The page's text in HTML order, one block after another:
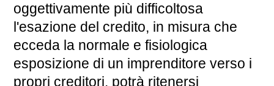
oggettivamente più difficoltosa
l'esazione del credito, in misura che
ecceda la normale e fisiologica
esposizione di un imprenditore verso i
propri creditori, potrà ritenersi